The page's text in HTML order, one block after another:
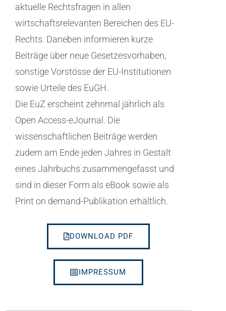
aktuelle Rechtsfragen in allen
wirtschaftsrelevanten Bereichen des EU-
Rechts. Daneben informieren kurze
Beiträge über neue Gesetzesvorhaben,
sonstige Vorstösse der EU-Institutionen
sowie Urteile des EuGH.
Die EuZ erscheint zehnmal jährlich als
Open Access-eJournal. Die
wissenschaftlichen Beiträge werden
zudem am Ende jeden Jahres in Gestalt
eines Jahrbuchs zusammengefasst und
sind in dieser Form als eBook sowie als
Print on demand-Publikation erhältlich.
DOWNLOAD PDF
IMPRESSUM